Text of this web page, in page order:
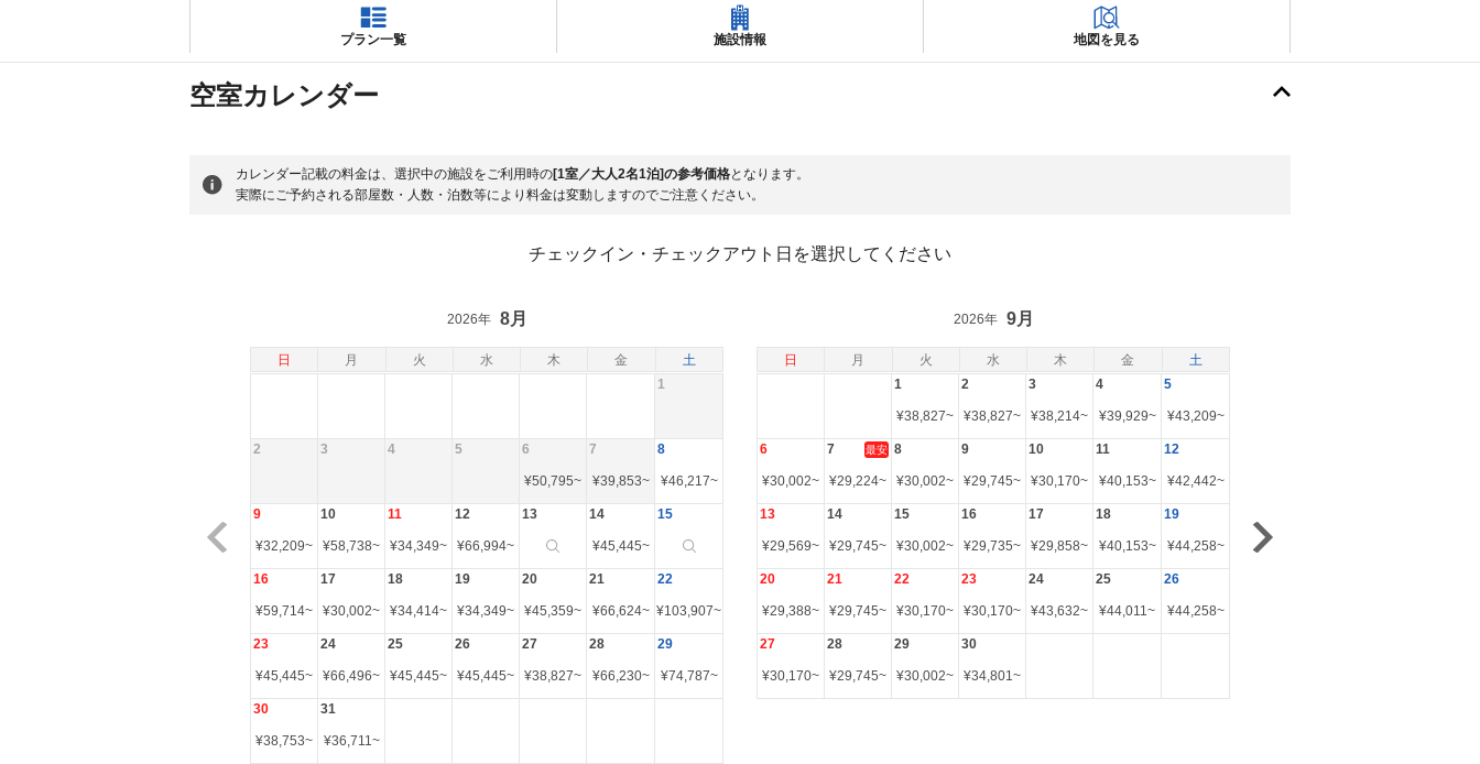
プラン一覧 施設情報 地図を見る
空室カレンダー
カレンダー記載の料金は、選択中の施設をご利用時の[1室／大人2名1泊]の参考価格となります。
実際にご予約される部屋数・人数・泊数等により料金は変動しますのでご注意ください。
チェックイン・チェックアウト日を選択してください
日 月 火 水 木 金 土 日 月 火 水 木 金 土
2026年 8月
1
2 3 4 5 6
¥50,795~
7
¥39,853~
8
¥46,217~
9
¥32,209~
10
¥58,738~
11
¥34,349~
12
¥66,994~
13 14
¥45,445~
15
16
¥59,714~
17
¥30,002~
18
¥34,414~
19
¥34,349~
20
¥45,359~
21
¥66,624~
22
¥103,907~
23
¥45,445~
24
¥66,496~
25
¥45,445~
26
¥45,445~
27
¥38,827~
28
¥66,230~
29
¥74,787~
30
¥38,753~
31
¥36,711~
2026年 9月
1
¥38,827~
2
¥38,827~
3
¥38,214~
4
¥39,929~
5
¥43,209~
6
¥30,002~
7 最安
¥29,224~
8
¥30,002~
9
¥29,745~
10
¥30,170~
11
¥40,153~
12
¥42,442~
13
¥29,569~
14
¥29,745~
15
¥30,002~
16
¥29,735~
17
¥29,858~
18
¥40,153~
19
¥44,258~
20
¥29,388~
21
¥29,745~
22
¥30,170~
23
¥30,170~
24
¥43,632~
25
¥44,011~
26
¥44,258~
27
¥30,170~
28
¥29,745~
29
¥30,002~
30
¥34,801~